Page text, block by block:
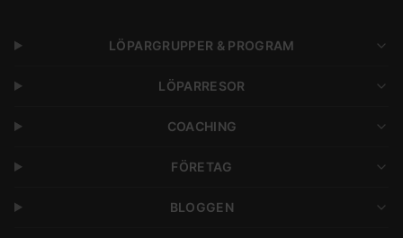
LÖPARGRUPPER & PROGRAM
LÖPARRESOR
COACHING
FÖRETAG
BLOGGEN